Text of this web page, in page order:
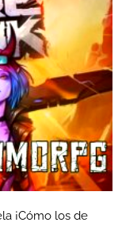
¡Cómo los de